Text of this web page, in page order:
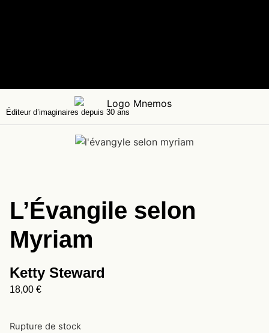
Éditeur d’imaginaires depuis 30 ans
L’Évangile selon
Myriam
Ketty Steward
18,00 €
Rupture de stock